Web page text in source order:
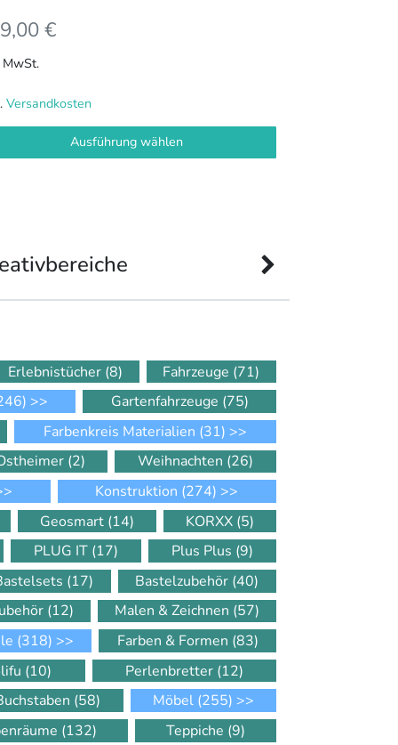
€
MwSt.
Versandkosten
Ausführung wählen
Erlebnistücher (8) Fahrzeuge (71)
>> Gartenfahrzeuge (75)
Farbenkreis Materialien (31) >>
(2) Weihnachten (26)
Konstruktion (274) >>
Geosmart (14) KORXX (5)
PLUG IT (17) Plus Plus (9)
(17) Bastelzubehör (40)
(12) Malen & Zeichnen (57)
(318) >> Farben & Formen (83)
(10) Perlenbretter (12)
(58) Möbel (255) >>
(132) Teppiche (9)